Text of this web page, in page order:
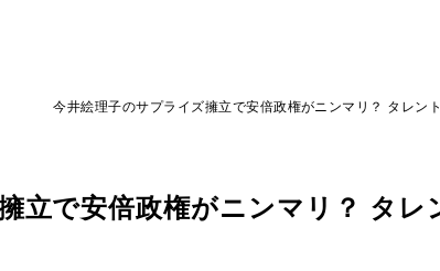
今井絵理子のサプライズ擁立で安倍政権がニンマリ？ タレン
立で安倍政権がニンマリ？ タ